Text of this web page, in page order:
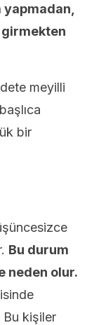
yapmadan,
meyilli
bir
Bu durum
neden olur.
kişiler